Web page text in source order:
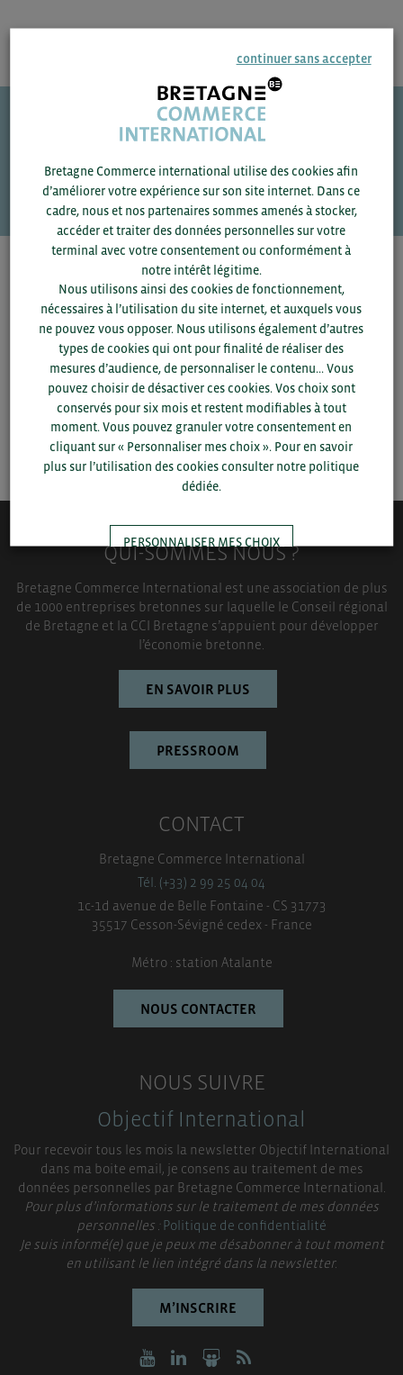
Une question ?
VOS CONTACTS
Pour voir les contacts, merci de renseigner votre
département et votre secteurou connectez-vous.
SAUVEGARDER
QUI-SOMMES NOUS ?
Bretagne Commerce International est une association de plus
de 1000 entreprises bretonnes sur laquelle le Conseil régional
de Bretagne et la CCI Bretagne s’appuient pour développer
l’économie bretonne.
EN SAVOIR PLUS
PRESSROOM
CONTACT
Bretagne Commerce International
Tél. (+33) 2 99 25 04 04
1c-1d avenue de Belle Fontaine - CS 31773
35517 Cesson-Sévigné cedex - France
Métro : station Atalante
NOUS CONTACTER
NOUS SUIVRE
Objectif International
Pour recevoir tous les mois la newsletter Objectif International
dans ma boite email, je consens au traitement de mes
données personnelles par Bretagne Commerce International.
Pour plus d’informations sur le traitement de mes données
personnelles :Politique de confidentialité
Je suis informé(e) que je peux me désabonner à tout moment
en utilisant le lien intégré dans la newsletter.
M’INSCRIRE
continuer sans accepter
Bretagne Commerce international utilise des cookies afin
d’améliorer votre expérience sur son site internet. Dans ce
cadre, nous et nos partenaires sommes amenés à stocker,
accéder et traiter des données personnelles sur votre
terminal avec votre consentement ou conformément à
notre intérêt légitime.
Nous utilisons ainsi des cookies de fonctionnement,
nécessaires à l’utilisation du site internet, et auxquels vous
ne pouvez vous opposer. Nous utilisons également d’autres
types de cookies qui ont pour finalité de réaliser des
mesures d’audience, de personnaliser le contenu... Vous
pouvez choisir de désactiver ces cookies. Vos choix sont
conservés pour six mois et restent modifiables à tout
moment. Vous pouvez granuler votre consentement en
cliquant sur « Personnaliser mes choix ». Pour en savoir
plus sur l’utilisation des cookies consulter notre politique
dédiée.
PERSONNALISER MES CHOIX
TOUT ACCEPTER